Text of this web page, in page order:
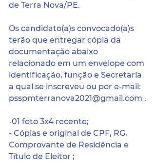
de Terra Nova/PE.
Os candidato(a)s convocado(a)s
terão que entregar cópia da
documentação abaixo
relacionado em um envelope com
identificação, função e Secretaria
a qual se inscreveu ou por e-mail:
psspmterranova2021@gmail.com .
-01 foto 3x4 recente;
- Cópias e original de CPF, RG,
Comprovante de Residência e
Título de Eleitor ;